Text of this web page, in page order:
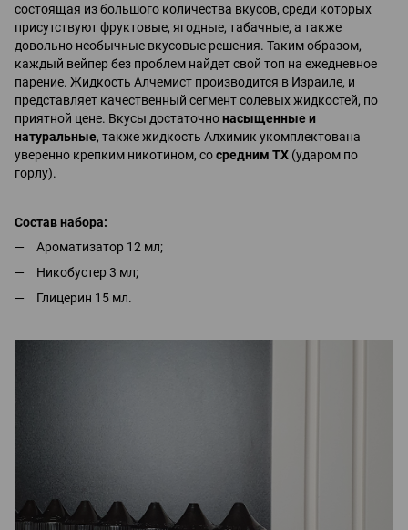
состоящая из большого количества вкусов, среди которых
присутствуют фруктовые, ягодные, табачные, а также
довольно необычные вкусовые решения. Таким образом,
каждый вейпер без проблем найдет свой топ на ежедневное
парение. Жидкость Алчемист производится в Израиле, и
представляет качественный сегмент солевых жидкостей, по
приятной цене. Вкусы достаточнонасыщенные и
натуральные, также жидкость Алхимик укомплектована
уверенно крепким никотином, сосредним ТХ (ударом по
горлу).
Состав набора:
Ароматизатор 12 мл;
Никобустер 3 мл;
Глицерин 15 мл.